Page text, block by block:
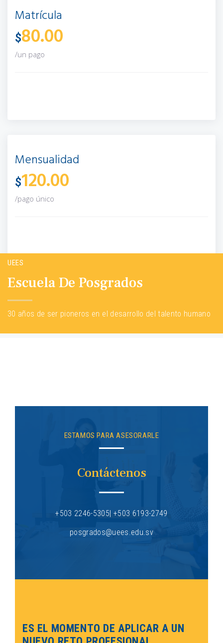
Matrícula
$80.00
/un pago
Mensualidad
$120.00
/pago único
UEES
Escuela De Posgrados
30 años de ser pioneros en el desarrollo del talento humano
ESTAMOS PARA ASESORARLE
Contáctenos
+503 2246-5305| +503 6193-2749
posgrados@uees.edu.sv
ES EL MOMENTO DE APLICAR A UN